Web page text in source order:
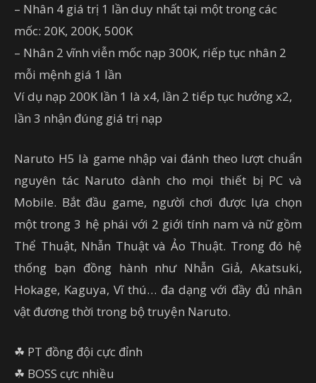
– Nhân 4 giá trị 1 lần duy nhất tại một trong các
mốc: 20K, 200K, 500K
– Nhân 2 vĩnh viễn mốc nạp 300K, riếp tục nhân 2
mỗi mệnh giá 1 lần
Ví dụ nạp 200K lần 1 là x4, lần 2 tiếp tục hưởng x2,
lần 3 nhận đúng giá trị nạp
Naruto H5 là game nhập vai đánh theo lượt chuẩn
nguyên tác Naruto dành cho mọi thiết bị PC và
Mobile. Bắt đầu game, người chơi được lựa chọn
một trong 3 hệ phái với 2 giới tính nam và nữ gồm
Thể Thuật, Nhẫn Thuật và Ảo Thuật. Trong đó hệ
thống bạn đồng hành như Nhẫn Giả, Akatsuki,
Hokage, Kaguya, Vĩ thú… đa dạng với đầy đủ nhân
vật đương thời trong bộ truyện Naruto.
☘ PT đồng đội cực đỉnh
☘ BOSS cực nhiều